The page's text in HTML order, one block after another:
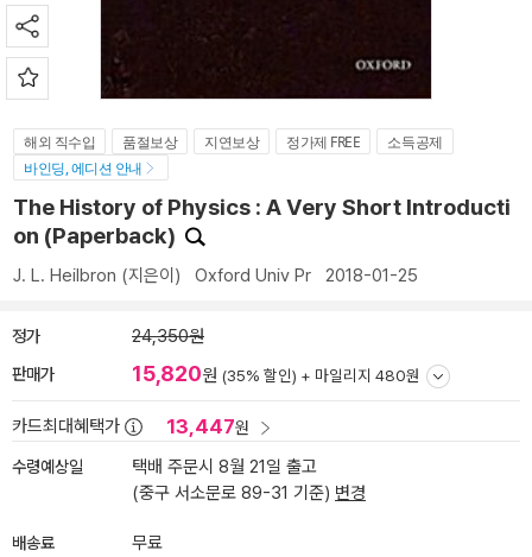
해외 직수입 품절보상 지연보상 정가제 FREE
소득공제
바인딩, 에디션 안내
The History of Physics : A Very Short Introducti
on (Paperback)
J. L. Heilbron (지은이) Oxford Univ Pr 2018-01-25
정가 24,350원
판매가 15,820원 (35% 할인) + 마일리지 480원
카드최대혜택가 13,447원
수령예상일
택배 주문시 8월 21일 출고
(중구 서소문로 89-31 기준) 변경
배송료
무료